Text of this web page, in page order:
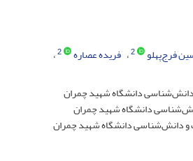
فرج‌‌پهلو 2 فریده عصاره 2
دانش‌شناسی دانشگاه شهید چمران
دانشگاه شهید چمران
و دانش‌شناسی دانشگاه شهید چمران